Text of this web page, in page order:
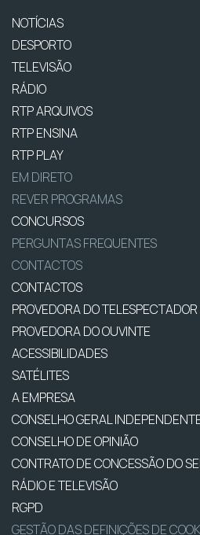
NOTÍCIAS
DESPORTO
TELEVISÃO
RÁDIO
RTP ARQUIVOS
RTP ENSINA
RTP PLAY
EM DIRETO
REVER PROGRAMAS
CONCURSOS
PERGUNTAS FREQUENTES
CONTACTOS
CONTACTOS
PROVEDORA DO TELESPECTADOR
PROVEDORA DO OUVINTE
ACESSIBILIDADES
SATÉLITES
A EMPRESA
CONSELHO GERAL
CONSELHO DE OPINIÃO
CONTRATO DE CONCESSÃO DO
RÁDIO E TELEVISÃO
RGPD
GESTÃO DAS DEFINIÇÕES DE